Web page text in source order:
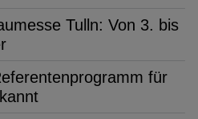
Tulln: Von 3. bis
für